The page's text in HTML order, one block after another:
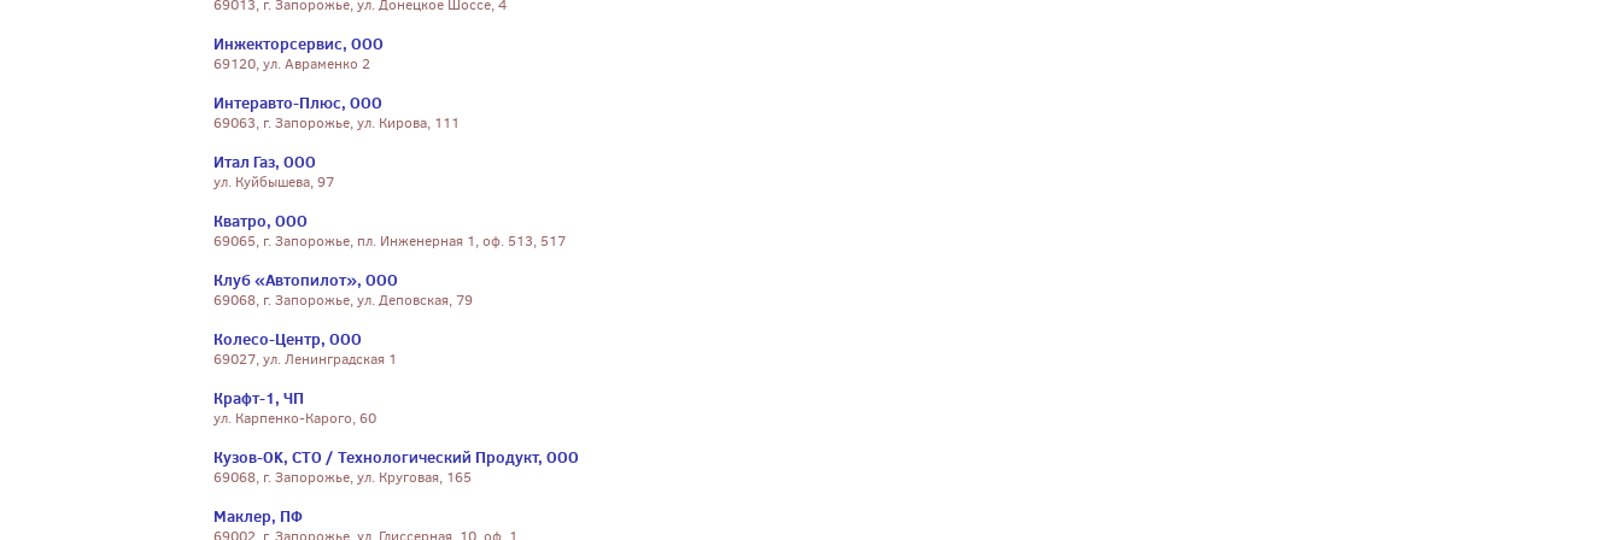
69013, г. Запорожье, ул. Донецкое Шоссе, 4
Инжекторсервис, ООО
69120, ул. Авраменко 2
Интеравто-Плюс, ООО
69063, г. Запорожье, ул. Кирова, 111
Итал Газ, ООО
ул. Куйбышева, 97
Кватро, ООО
69065, г. Запорожье, пл. Инженерная 1, оф. 513, 517
Клуб «Автопилот», ООО
69068, г. Запорожье, ул. Деповская, 79
Колесо-Центр, ООО
69027, ул. Ленинградская 1
Крафт-1, ЧП
ул. Карпенко-Карого, 60
Кузов-OK, СТО / Технологический Продукт, ООО
69068, г. Запорожье, ул. Круговая, 165
Маклер, ПФ